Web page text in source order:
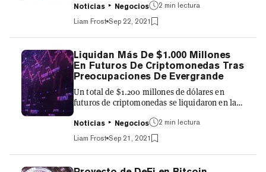
de $431 millones de dólares liderada por la
empresa de criptoinversión Paradigm, según
ha anunciado hoy Genesis. It’s important to
remain focused and diligent:
https://t.co/TpGacbCaRA Thanks to all the
great investors who joined us! — Marco Streng
(@Marco_Streng) September 21, 2021 Otros
participantes en la ronda fueron New York
Digital Investment Group, la plata...
Noticias Negocios
2 min lectura
Liam Frost Sep 22, 2021
Liquidan Más De $1.000 Millones
En Futuros De Criptomonedas Tras
Preocupaciones De Evergrande
Un total de $1.200 millones de dólares en
futuros de criptomonedas se liquidaron en las
mundiales siguen cayendo de forma
generalizada, según la plataforma de análisis
Bybt. Al momento de escribir este artículo, la
gran mayoría de las principales criptomonedas
permanecen en la zona roja. Bitcoin, por
Noticias Negocios
2 min lectura
Liam Frost Sep 21, 2021